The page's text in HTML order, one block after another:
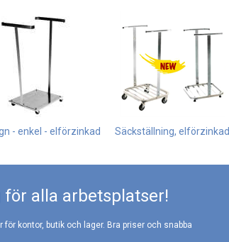
- enkel - elförzinkad Säckställning, elförzinkad
alla arbetsplatser!
kontor, butik och lager. Bra priser och snabba